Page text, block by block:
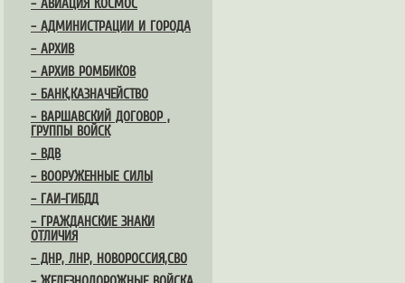
– АВИАЦИЯ КОСМОС
– АДМИНИСТРАЦИИ И ГОРОДА
– АРХИВ
– АРХИВ РОМБИКОВ
– БАНК,КАЗНАЧЕЙСТВО
– ВАРШАВСКИЙ ДОГОВОР ,
ГРУППЫ ВОЙСК
– ВДВ
– ВООРУЖЕННЫЕ СИЛЫ
– ГАИ-ГИБДД
– ГРАЖДАНСКИЕ ЗНАКИ
ОТЛИЧИЯ
– ДНР, ЛНР, НОВОРОССИЯ,СВО